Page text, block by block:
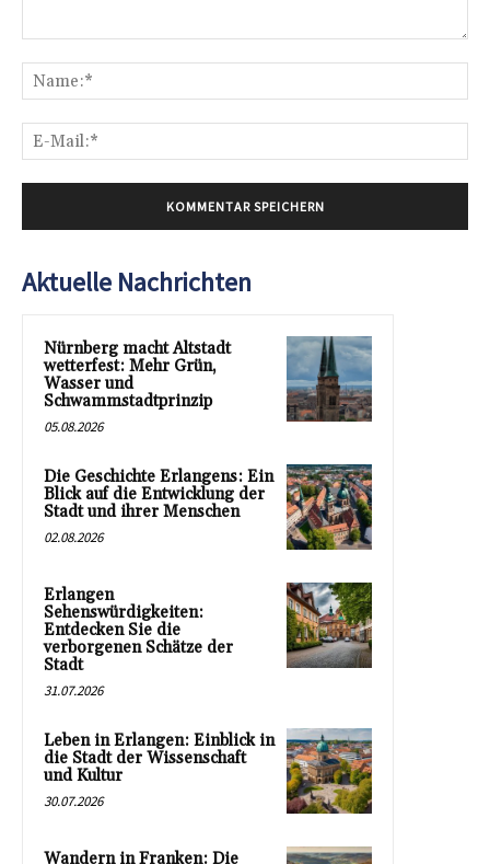
Aktuelle Nachrichten
Nürnberg macht Altstadt
wetterfest: Mehr Grün,
Wasser und
Schwammstadtprinzip
05.08.2026
Die Geschichte Erlangens: Ein
Blick auf die Entwicklung der
Stadt und ihrer Menschen
02.08.2026
Erlangen
Sehenswürdigkeiten:
Entdecken Sie die
verborgenen Schätze der
Stadt
31.07.2026
Leben in Erlangen: Einblick in
die Stadt der Wissenschaft
und Kultur
30.07.2026
Wandern in Franken: Die